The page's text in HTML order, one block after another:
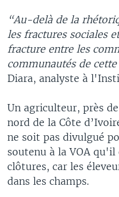
“Au-delà de la
les fractures sociales
fracture entre les
communautés de
Diara, analyste à
Un agriculteur, près
nord de la Côte
ne soit pas divulgué
soutenu à la VOA
clôtures, car les
dans les champs.